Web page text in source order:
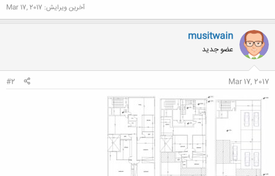
آخرین ویرایش: Mar 17, 2017
musitwain
عضو جدید
Mar 17, 2017
#2